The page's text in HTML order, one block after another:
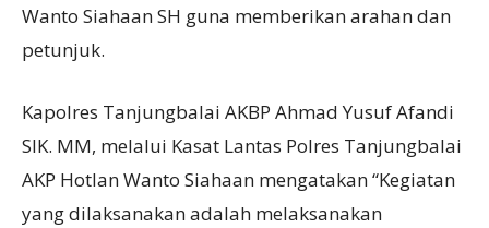
Wanto Siahaan SH guna memberikan arahan dan
petunjuk.
Kapolres Tanjungbalai AKBP Ahmad Yusuf Afandi
SIK. MM, melalui Kasat Lantas Polres Tanjungbalai
AKP Hotlan Wanto Siahaan mengatakan “Kegiatan
yang dilaksanakan adalah melaksanakan